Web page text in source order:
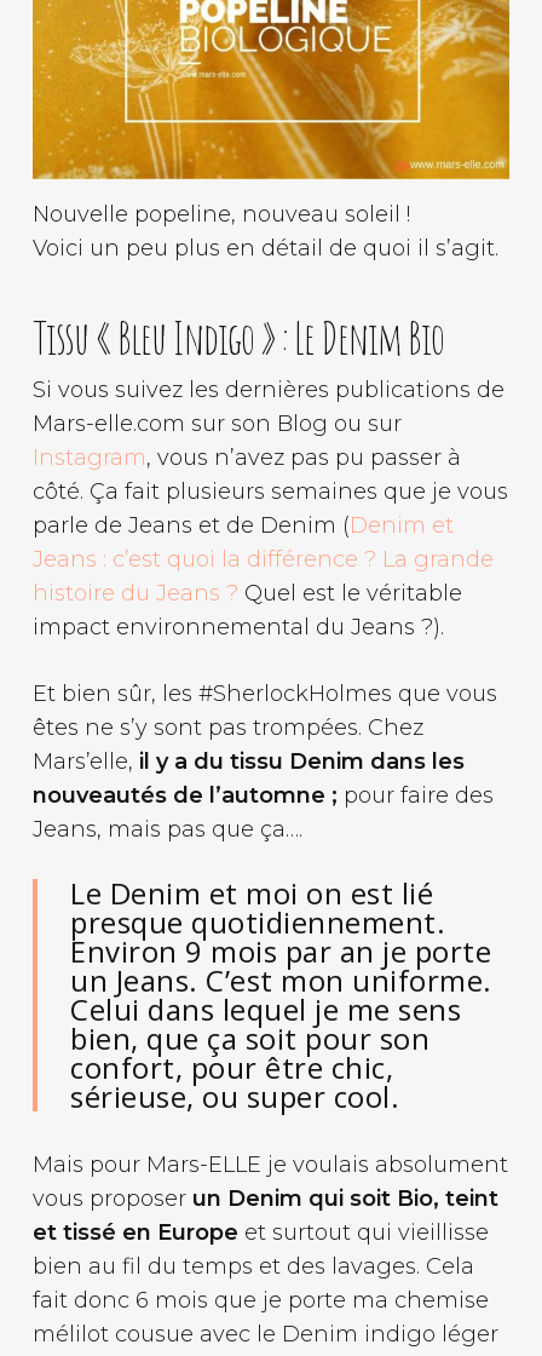
Nouvelle popeline, nouveau soleil !
Voici un peu plus en détail de quoi il s’agit.
Tissu « Bleu Indigo » : Le Denim Bio
Si vous suivez les dernières publications de
Mars-elle.com sur son Blog ou sur
Instagram, vous n’avez pas pu passer à
côté. Ça fait plusieurs semaines que je vous
parle de Jeans et de Denim (Denim et
Jeans : c’est quoi la différence ? La grande
histoire du Jeans ? Quel est le véritable
impact environnemental du Jeans ?).
Et bien sûr, les #SherlockHolmes que vous
êtes ne s’y sont pas trompées. Chez
Mars’elle, il y a du tissu Denim dans les
nouveautés de l’automne ; pour faire des
Jeans, mais pas que ça….
Le Denim et moi on est lié
presque quotidiennement.
Environ 9 mois par an je porte
un Jeans. C’est mon uniforme.
Celui dans lequel je me sens
bien, que ça soit pour son
confort, pour être chic,
sérieuse, ou super cool.
Mais pour Mars-ELLE je voulais absolument
vous proposer un Denim qui soit Bio, teint
et tissé en Europe et surtout qui vieillisse
bien au fil du temps et des lavages. Cela
fait donc 6 mois que je porte ma chemise
mélilot cousue avec le Denim indigo léger